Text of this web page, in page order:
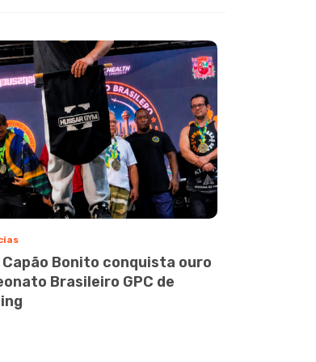
Bonito conquista ouro
Brasileiro GPC de